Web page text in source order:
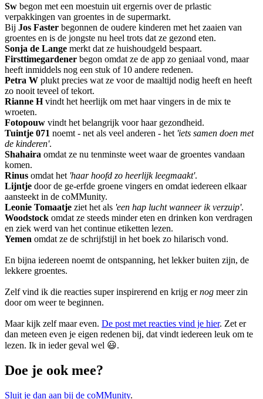
Sw begon met een moestuin uit ergernis over de prlastic
verpakkingen van groentes in de supermarkt.
Bij Jos Faster begonnen de oudere kinderen met het zaaien van
groentes en is de jongste nu heel trots dat ze gezond eten.
Sonja de Lange merkt dat ze huishoudgeld bespaart.
Firsttimegardener begon omdat ze de app zo geniaal vond, maar
heeft inmiddels nog een stuk of 10 andere redenen.
Petra W plukt precies wat ze voor de maaltijd nodig heeft en heeft
zo nooit teveel of tekort.
Rianne Hvindt het heerlijk om met haar vingers in de mix te
wroeten.
Fotopouw vindt het belangrijk voor haar gezondheid.
Tuintje 071 noemt - net als veel anderen - het 'iets samen doen met
de kinderen'.
Shahaira omdat ze nu tenminste weet waar de groentes vandaan
komen.
Rinus omdat het 'haar hoofd zo heerlijk leegmaakt'.
Lijntje door de ge-erfde groene vingers en omdat iedereen elkaar
aansteekt in de coMMunity.
Leonie Tomaatje ziet het als 'een hap lucht wanneer ik verzuip'.
Woodstock omdat ze steeds minder eten en drinken kon verdragen
en ziek werd van het continue etiketten lezen.
Yemen omdat ze de schrijfstijl in het boek zo hilarisch vond.
En bijna iedereen noemt de ontspanning, het lekker buiten zijn, de
lekkere groentes.
Zelf vind ik die reacties super inspirerend en krijg ernog meer zin
door om weer te beginnen.
Maar kijk zelf maar even. De post met reacties vind je hier. Zet er
dan meteen even je eigen redenen bij, dat vindt iedereen leuk om te
lezen. Ik in ieder geval wel 😃.
Doe je ook mee?
Sluit je dan aan bij de coMMunity.